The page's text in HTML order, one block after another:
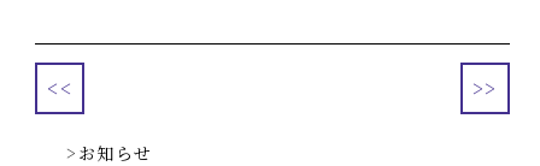
お知らせ
<< >>